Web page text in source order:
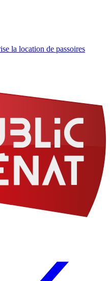
la location de passoires